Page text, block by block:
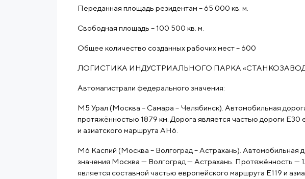
Переданная площадь резидентам – 65 000 кв. м.
Свободная площадь – 100 500 кв. м.
Общее количество созданных рабочих мест – 600
ЛОГИСТИКА ИНДУСТРИАЛЬНОГО ПАРКА
Автомагистрали федерального значения:
М5 Урал (Москва – Самара – Челябинск). Автомобильная
протяжённостью 1879 км. Дорога является частью дороги E30
и азиатского маршрута АН6.
М6 Каспий (Москва – Волгоград – Астрахань). Автомобильная
значения Москва — Волгоград — Астрахань. Протяжённость —
является составной частью европейского маршрута E119 и